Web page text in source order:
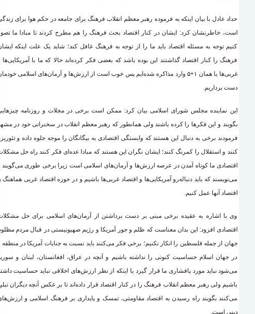
حداد عادل با بیان اینکه به فرموده رهبر معظم انقلاب فرهنگ برای جامعه در حکم هوا برای
است، خاطرنشان کرد: ایشان در کنار اقتصاد بحث فرهنگ را هم مطرح کردند تا مبادا ما
کنیم توجه به مسئله اقتصاد باید ما را از توجه به فرهنگ غافل کند؛ شاید یک علت اینکه
فرهنگ را کنار اقتصاد گذاشتند این بوده باشد که بعضی فکر کرده‌اند حالا که ما با آمریکایی‌ها
غربی‌ها یا همان ۱+۵ وارد مذاکره شده‌ایم پس خوب است از ارزش‌ها و آرمان‌های اسلامی
دست برداریم.
این نماینده مجلس شورای اسلامی بیان کرد: ممکن است برخی در مجلات و روزنامه
بگویند و این فکرها را کرده باشند ولی همانطور که رهبر معظم انقلاب در سخنرانی خود در
فرمودند برخی به دنبال این هستند که وابستگی اقتصادی به بیگانگان را موجه جلوه داده و
کنند و استقلال را کمرنگ کنند؛ ایشان نگران این هستند که مبادا عده‌ای فکر کنند راه حل
اقتصادی ما کوتاه آمدن در عرصه ارزش‌ها و آرمان‌های اسلامی است زیرا برخی طوری می‌گویند
می‌نویسند که باید دنباله‌رو آمریکایی‌ها و اقتصاد غربی‌ها باشیم و در حوزه اقتصاد غربی هماهنگ
اقتصاد آنها عمل کنیم.
وی با اشاره به عقیده برخی مبنی بر دست برداشتن از آرمان‌های اسلامی برای حل
اقتصادی افزود: این بدان معناست که ظلم و جور آمریکا و رژیم صهیونیستی در قبال مردم
جهان از جمله فلسطین را انکار نکنیم؛ برخی فکر می‌کنند باید نسبت به جنایات آمریکا در منطقه
در جهان اسلام حساسیت کنونی را نداشته باشیم و آنچه در عراق، افغانستان، لبنان و
می‌شود نباید مورد پافشاری ما قرار گیرد یا اینکه از نظر ارزش‌های اخلاقی نباید حساسیت
باشیم ولی رهبر معظم انقلاب فرهنگ را در کنار اقتصاد قرار داده‌اند تا بر عکس آنچه دیگران
می‌کنند بگویند راه رسیدن به اقتصاد مقاومتی، تمسک و پایداری بر فرهنگ اسلامی و
دینی است.